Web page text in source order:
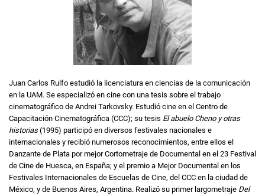
Juan Carlos Rulfo estudió la licenciatura en ciencias de la comunicación
en la UAM. Se especializó en cine con una tesis sobre el trabajo
cinematográfico de Andrei Tarkovsky. Estudió cine en el Centro de
Capacitación Cinematográfica (CCC); su tesis El abuelo Cheno y otras
historias(1995) participó en diversos festivales nacionales e
internacionales y recibió numerosos reconocimientos, entre ellos el
Danzante de Plata por mejor Cortometraje de Documental en el 23 Festival
de Cine de Huesca, en España; y el premio a Mejor Documental en los
Festivales Internacionales de Escuelas de Cine, del CCC en la ciudad de
México, y de Buenos Aires, Argentina. Realizó su primer largometraje Del